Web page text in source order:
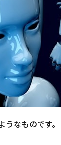
なものです。